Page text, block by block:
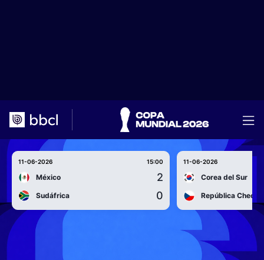
11-06-2026 15:00
México 2
Sudáfrica 0
11-06-2026
Corea del Sur
República Checa